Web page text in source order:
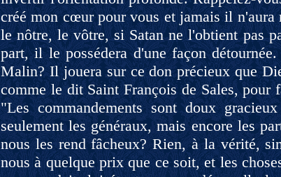
créé mon cœur pour vous et jamais il
le nôtre, le vôtre, si Satan ne l'obtient pas
part, il le possédera d'une façon
Malin? Il jouera sur ce don précieux que
comme le dit Saint François de Sales, pour
"Les commandements sont doux
seulement les généraux, mais encore les
nous les rend fâcheux? Rien, à la vérité,
nous à quelque prix que ce soit, et les